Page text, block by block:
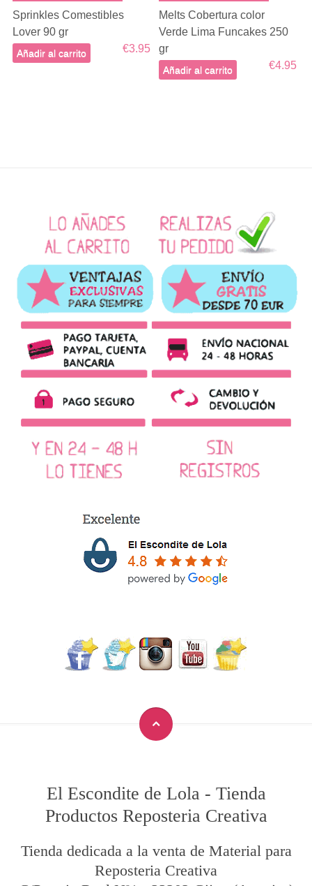
Sprinkles Comestibles
Lover 90 gr
€3.95
Añadir al carrito
Melts Cobertura color
Verde Lima Funcakes 250
gr
€4.95
Añadir al carrito
El Escondite de Lola - Tienda
Productos Reposteria Creativa
Tienda dedicada a la venta de Material para
Reposteria Creativa